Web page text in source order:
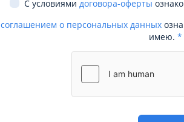
С условиями договора-оферты
соглашением о персональных данных
имею. *